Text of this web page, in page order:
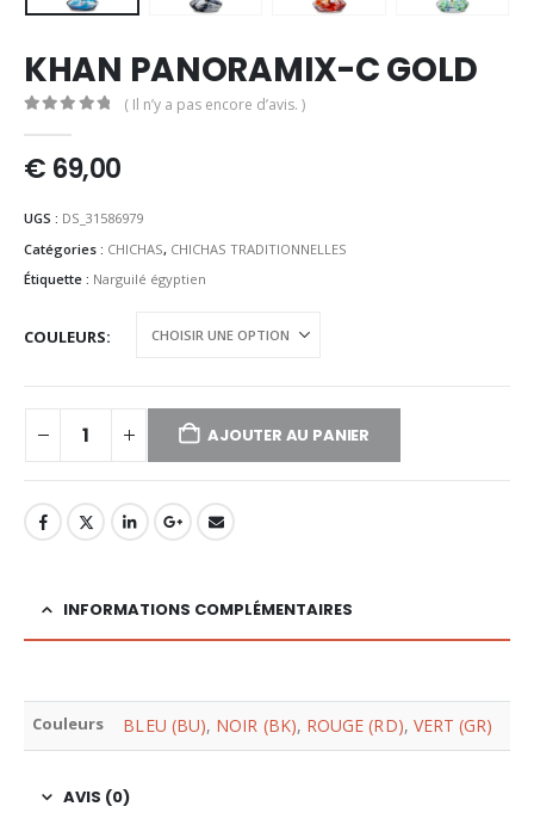
KHAN PANORAMIX-C GOLD
( Il n’y a pas encore d’avis. )
€ 69,00
UGS : DS_31586979
Catégories : CHICHAS, CHICHAS TRADITIONNELLES
Étiquette : Narguilé égyptien
COULEURS
AJOUTER AU PANIER
INFORMATIONS COMPLÉMENTAIRES
Couleurs BLEU (BU), NOIR (BK), ROUGE (RD), VERT (GR)
AVIS (0)